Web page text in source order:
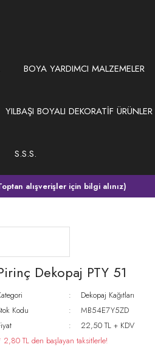
BOYA YARDIMCI MALZEMELER
YILBAŞI BOYALI DEKORATİF ÜRÜNLER
S.S.S.
alışverişler için bilgi alınız)
Dekopaj PTY 51
Dekopaj Kağıtları
Kodu
MB54E7Y5ZD
22,50 TL + KDV
2,80 TL den başlayan taksitlerle!